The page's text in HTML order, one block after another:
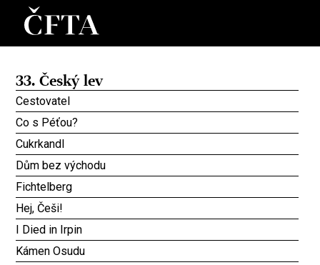
33. Český lev
Cestovatel
Co s Péťou?
Cukrkandl
Dům bez východu
Fichtelberg
Hej, Češi!
I Died in Irpin
Kámen Osudu